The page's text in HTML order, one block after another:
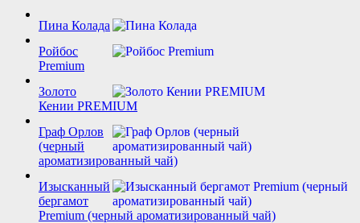
Пина Колада
Ройбос
Premium
Золото
Кении PREMIUM
Граф Орлов
(черный
ароматизированный чай)
Изысканный
бергамот
Premium (черный ароматизированный чай)